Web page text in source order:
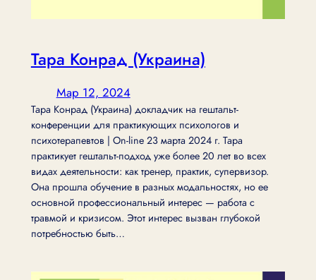
Тара Конрад (Украина)
Мар 12, 2024
Тара Конрад (Украина) докладчик на гештальт-
конференции для практикующих психологов и
психотерапевтов | On-line 23 марта 2024 г. Тара
практикует гештальт-подход уже более 20 лет во всех
видах деятельности: как тренер, практик, супервизор.
Она прошла обучение в разных модальностях, но ее
основной профессиональный интерес — работа с
травмой и кризисом. Этот интерес вызван глубокой
потребностью быть…